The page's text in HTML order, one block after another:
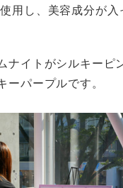
用し、美容成分が入
ナイトがシルキーピ
ーパープルです。